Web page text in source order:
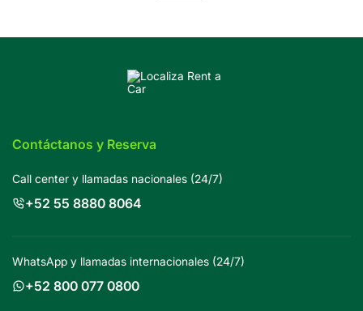
Contáctanos y Reserva
Call center y llamadas nacionales (24/7)
+52 55 8880 8064
WhatsApp y llamadas internacionales (24/7)
+52 800 077 0800